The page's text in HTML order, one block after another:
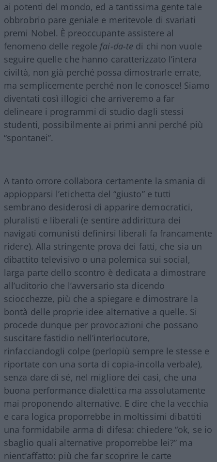
ai potenti del mondo, ed a tantissima gente tale
obbrobrio pare geniale e meritevole di svariati
premi Nobel. È preoccupante assistere al
fenomeno delle regole fai-da-te di chi non vuole
seguire quelle che hanno caratterizzato l’intera
civiltà, non già perché possa dimostrarle errate,
ma semplicemente perché non le conosce! Siamo
diventati così illogici che arriveremo a far
delineare i programmi di studio dagli stessi
studenti, possibilmente ai primi anni perché più
“spontanei”.
A tanto orrore collabora certamente la smania di
appiopparsi l’etichetta del “giusto” e tutti
sembrano desiderosi di apparire democratici,
pluralisti e liberali (e sentire addirittura dei
navigati comunisti definirsi liberali fa francamente
ridere). Alla stringente prova dei fatti, che sia un
dibattito televisivo o una polemica sui social,
larga parte dello scontro è dedicata a dimostrare
all’uditorio che l’avversario sta dicendo
sciocchezze, più che a spiegare e dimostrare la
bontà delle proprie idee alternative a quelle. Si
procede dunque per provocazioni che possano
suscitare fastidio nell’interlocutore,
rinfacciandogli colpe (perlopiù sempre le stesse e
riportate con una sorta di copia-incolla verbale),
senza dare di sé, nel migliore dei casi, che una
buona performance dialettica ma assolutamente
mai proponendo alternative. E dire che la vecchia
e cara logica proporrebbe in moltissimi dibattiti
una formidabile arma di difesa: chiedere “ok, se io
sbaglio quali alternative proporrebbe lei?” ma
nient’affatto: più che far scoprire le carte